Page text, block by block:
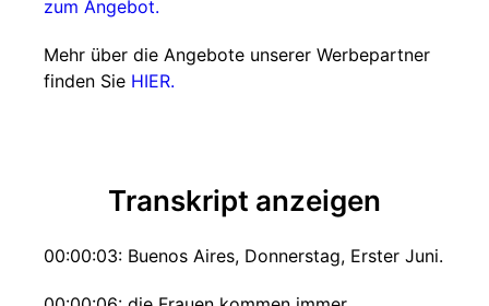
zum Angebot.
Mehr über die Angebote unserer Werbepartner
finden Sie HIER.
Transkript anzeigen
00:00:03: Buenos Aires, Donnerstag, Erster Juni.